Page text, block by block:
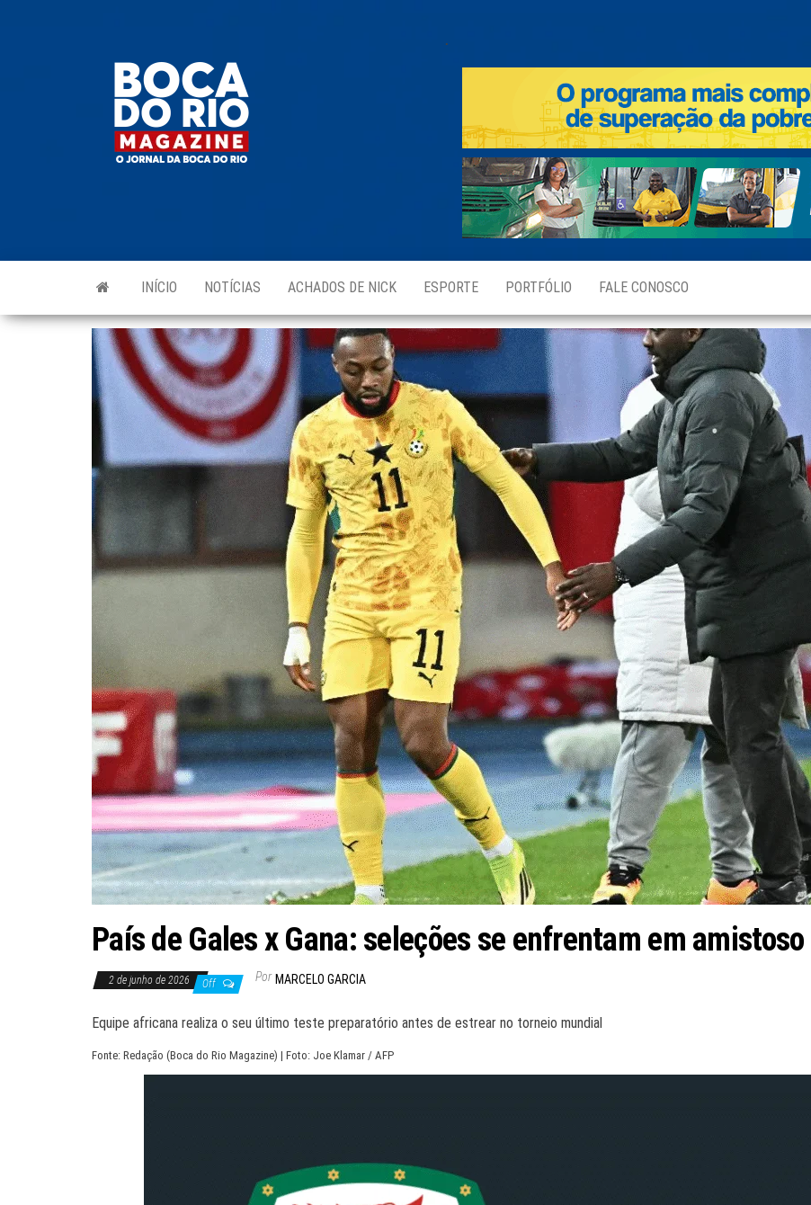
.
INÍCIO NOTÍCIAS ACHADOS DE NICK ESPORTE PORTFÓLIO FALE CONOSCO
País de Gales x Gana: seleções se enfrentam em
2 de junho de 2026 Off Por MARCELO GARCIA
Equipe africana realiza o seu último teste preparatório antes de estrear no torneio mundial
Fonte: Redação (Boca do Rio Magazine) | Foto: Joe Klamar / AFP